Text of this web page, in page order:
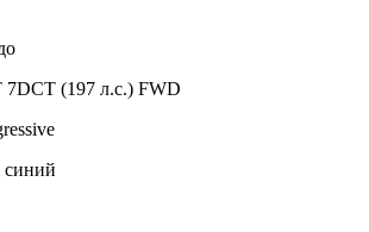
7DCT (197 л.с.) FWD
синий